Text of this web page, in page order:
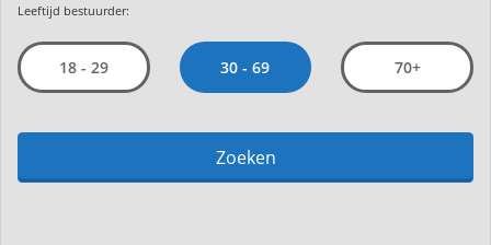
Leeftijd bestuurder:
18 - 29 30 - 69 70+
Zoeken